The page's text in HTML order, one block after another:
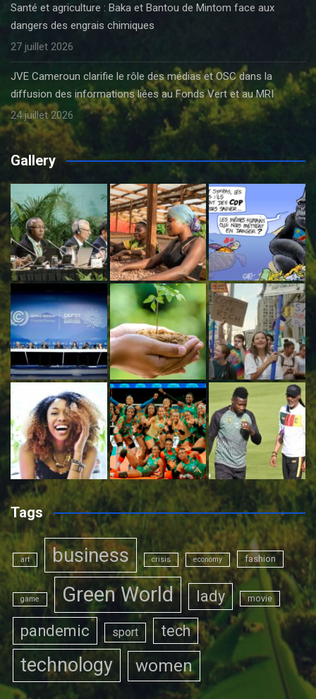
Santé et agriculture : Baka et Bantou de Mintom face aux
dangers des engrais chimiques
27 juillet 2026
JVE Cameroun clarifie le rôle des médias et OSC dans la
diffusion des informations liées au Fonds Vert et au MRI
24 juillet 2026
Gallery
Tags
art business crisis economy fashion
game Green World lady movie
pandemic sport tech
technology women